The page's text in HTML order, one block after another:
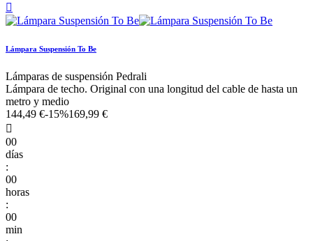

Lámpara Suspensión To Be
Lámparas de suspensión Pedrali
Lámpara de techo. Original con una longitud del cable de hasta un
metro y medio
144,49 €-15%169,99 €

00
días
:
00
horas
:
00
min